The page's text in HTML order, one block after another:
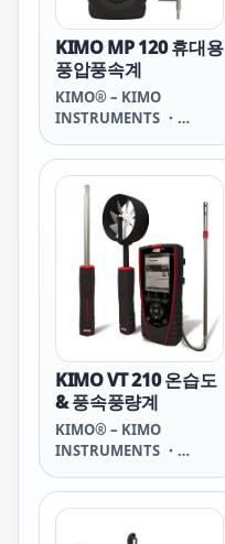
KIMO MP 120 휴대용
풍압풍속계
KIMO® – KIMO
INSTRUMENTS ・
KIMO VT 210 온습도
& 풍속풍량계
KIMO® – KIMO
INSTRUMENTS ・